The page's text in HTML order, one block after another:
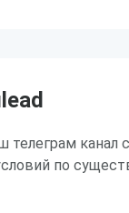
телеграм канал
по